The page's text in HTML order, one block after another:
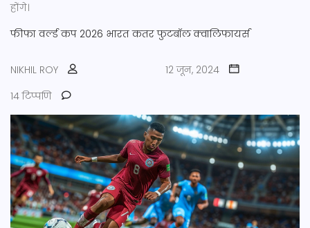
होंगे।
फीफा वर्ल्ड कप 2026 भारत कतर फुटबॉल क्वालिफायर्स
NIKHIL ROY
12 जून, 2024
14 टिप्पणि